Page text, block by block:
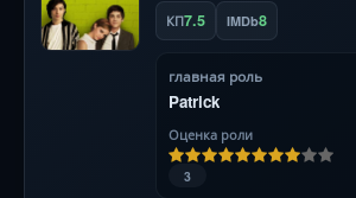
КП7.5 IMDb8
главная роль
Patrick
Оценка роли
3